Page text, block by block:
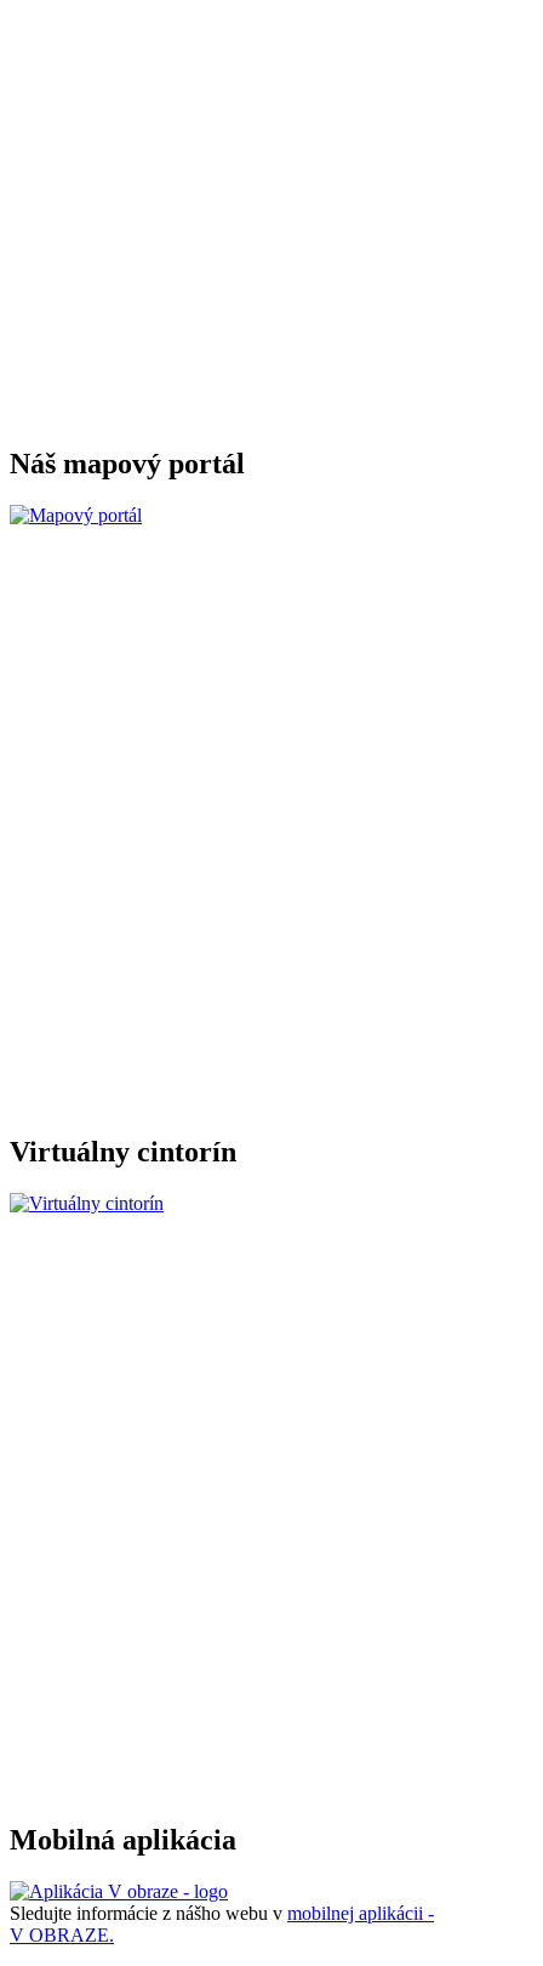
Náš mapový portál
Virtuálny cintorín
Mobilná aplikácia
Sledujte informácie z nášho webu v mobilnej aplikácii -
V OBRAZE.